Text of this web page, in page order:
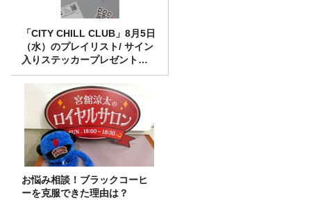
「CITY CHILL CLUB」8月5日
（水）のプレイリスト/ サイン
入りステッカープレゼント有
り
お悩み相談！ブラックコーヒ
ーを克服できた理由は？